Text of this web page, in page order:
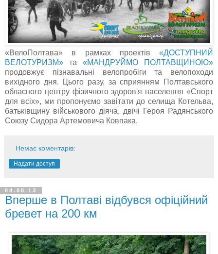
«ВелоПолтава» в рамках проектів «ДОСТУПНИЙ
ВЕЛОТУРИЗМ» та «МАНДРУЙМО ПОЛТАВЩИНОЮ»
продовжує пізнавальні велопробіги та велопоходи
вихідного дня. Цього разу, за сприянням Полтавського
обласного центру фізичного здоров'я населення «Спорт
для всіх», ми пропонуємо завітати до селища Котельва,
батьківщину військового діяча, двічі Героя Радянського
Союзу Сидора Артемовича Ковпака.
Немає коментарів:
Надати доступ
04.08.13
Вперше в Полтаві відбувся офіційний
бревет на 200 км